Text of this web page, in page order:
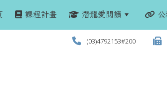
課程計畫 潛龍愛閱讀 公
(03)4792153#200